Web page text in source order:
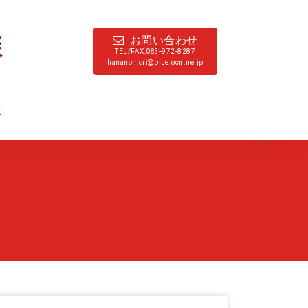
お問い合わせ
TEL/FAX:083-972-8287
hananomori@blue.ocn.ne.jp